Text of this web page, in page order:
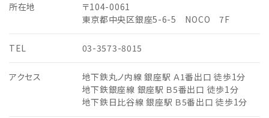
所在地
〒104-0061
東京都中央区銀座5-6-5 NOCO 7F
TEL 03-3573-8015
アクセス
地下鉄丸ノ内線 銀座駅 Ａ1番出口 徒歩1分
地下鉄銀座線 銀座駅 Ｂ5番出口 徒歩1分
地下鉄日比谷線 銀座駅 Ｂ5番出口 徒歩1分